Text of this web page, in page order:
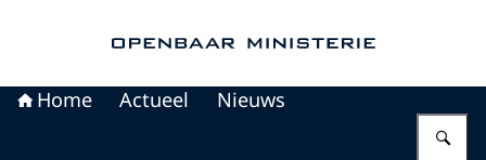
Home Actueel Nieuws